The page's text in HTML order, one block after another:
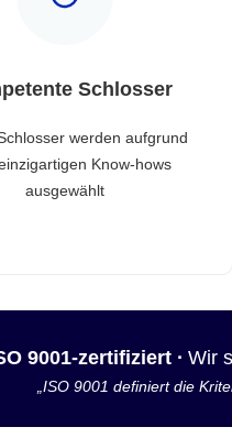
Schlosser
werden aufgrund
Know-hows
ausgewählt
9001-zertifiziert · Wir
„ISO 9001 definiert die